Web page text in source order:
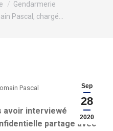
Gendarmerie
Pascal, chargé…
Sep
28
2020
Pascal
avoir interviewé
partage avec